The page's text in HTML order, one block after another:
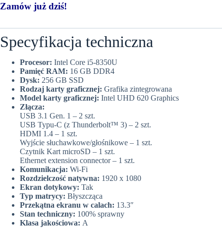
Zamów już dziś!
Specyfikacja techniczna
Procesor: Intel Core i5-8350U
Pamięć RAM: 16 GB DDR4
Dysk: 256 GB SSD
Rodzaj karty graficznej: Grafika zintegrowana
Model karty graficznej: Intel UHD 620 Graphics
Złącza:
USB 3.1 Gen. 1 – 2 szt.
USB Typu-C (z Thunderbolt™ 3) – 2 szt.
HDMI 1.4 – 1 szt.
Wyjście słuchawkowe/głośnikowe – 1 szt.
Czytnik Kart microSD – 1 szt.
Ethernet extension connector – 1 szt.
Komunikacja: Wi-Fi
Rozdzielczość natywna: 1920 x 1080
Ekran dotykowy: Tak
Typ matrycy: Błyszcząca
Przekątna ekranu w calach: 13.3″
Stan techniczny: 100% sprawny
Klasa jakościowa: A